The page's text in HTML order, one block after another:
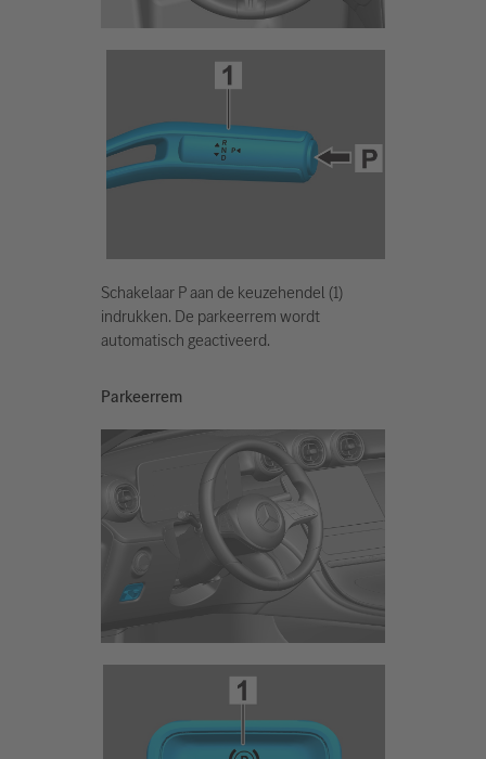
Schakelaar P aan de keuzehendel (1)
indrukken. De parkeerrem wordt
automatisch geactiveerd.
Parkeerrem